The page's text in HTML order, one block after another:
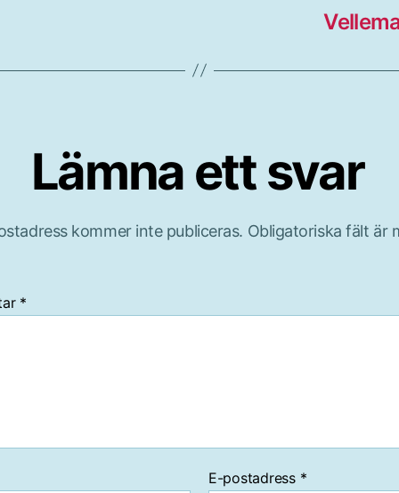
Lämna ett svar
kommer inte publiceras. Obligatoriska fält är
*
E-postadress *